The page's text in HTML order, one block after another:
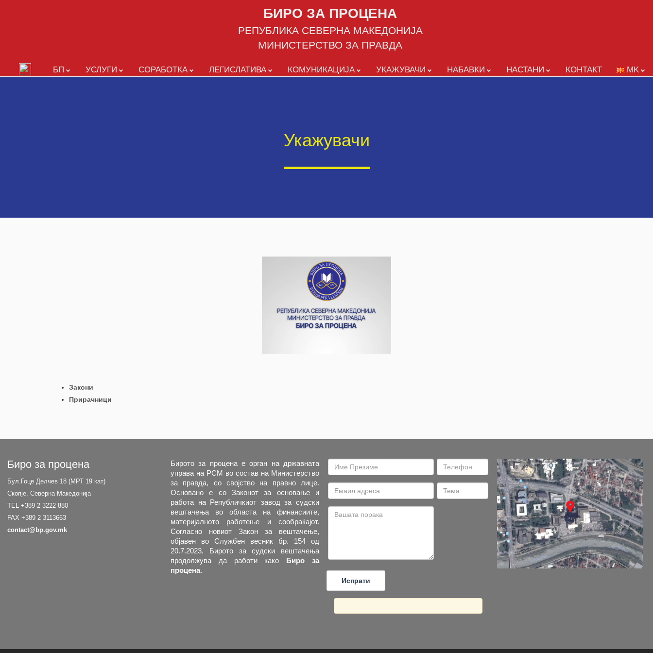
БИРО ЗА ПРОЦЕНА
РЕПУБЛИКА СЕВЕРНА МАКЕДОНИЈА
МИНИСТЕРСТВО ЗА ПРАВДА
БП УСЛУГИ СОРАБОТКА ЛЕГИСЛАТИВА КОМУНИКАЦИЈА УКАЖУВАЧИ НАБАВКИ НАСТАНИ КОНТАКТ MK
Укажувачи
Закони
Прирачници
Биро за процена
Бул.Гоце Делчев 18 (МРТ 19 кат)
Скопје, Северна Македонија
TEL +389 2 3222 880
FAX +389 2 3113663
contact@bp.gov.mk
Бирото за процена е орган на државната
управа на РСМ во состав на Министерство
за правда, со својство на правно лице.
Основано е со Законот за основање и
работа на Републичкиот завод за судски
вештачења во областа на финансиите,
материјалното работење и сообраќајот.
Согласно новиот Закон за вештачење,
објавен во Службен весник бр. 154 од
20.7.2023, Бирото за судски вештачења
продолжува да работи како Биро за
процена.